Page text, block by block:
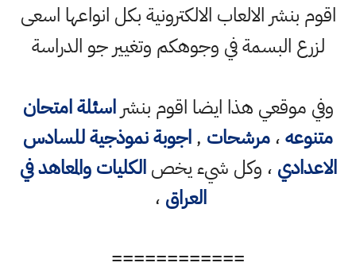
اقوم بنشر الالعاب الالكترونية بكل انواعها اسعى
لزرع البسمة في وجوهكم وتغيير جو الدراسة
وفي موقعي هذا ايضا اقوم بنشراسئلة امتحان
متنوعه،مرشحات ,اجوبة نموذجية للسادس
الاعدادي ، وكل شيء يخصالكليات والمعاهد في
العراق ،
============